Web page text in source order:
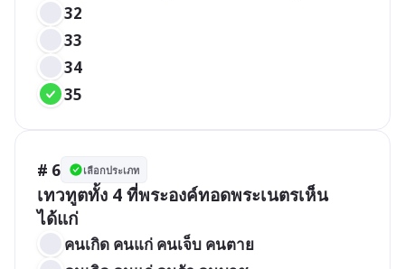
32
33
34
35
# 6 เลือกประเภท
เทวทูตทั้ง 4 ที่พระองค์ทอดพระเนตรเห็น
ได้แก่
คนเกิด คนแก่ คนเจ็บ คนตาย